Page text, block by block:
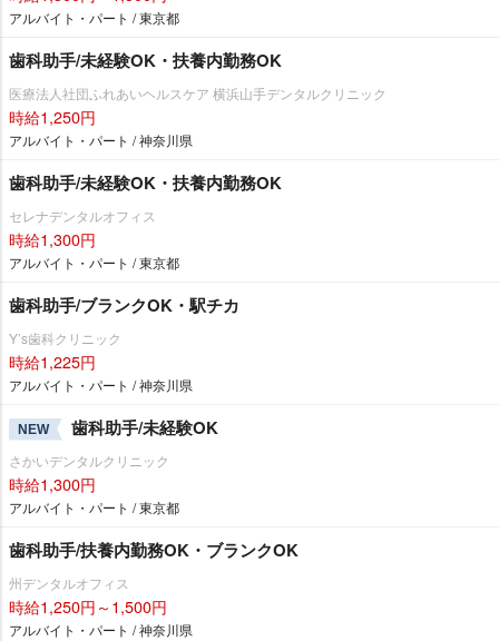
アルバイト・パート / 東京都
歯科助手/未経験OK・扶養内勤務OK
医療法人社団ふれあいヘルスケア 横浜山手デンタルクリニック
時給1,250円
アルバイト・パート / 神奈川県
歯科助手/未経験OK・扶養内勤務OK
セレナデンタルオフィス
時給1,300円
アルバイト・パート / 東京都
歯科助手/ブランクOK・駅チカ
Y’s歯科クリニック
時給1,225円
アルバイト・パート / 神奈川県
NEW 歯科助手/未経験OK
さかいデンタルクリニック
時給1,300円
アルバイト・パート / 東京都
歯科助手/扶養内勤務OK・ブランクOK
州デンタルオフィス
時給1,250円～1,500円
アルバイト・パート / 神奈川県